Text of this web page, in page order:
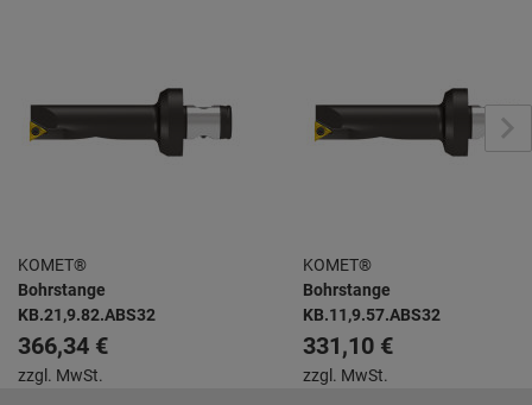
KOMET®
Bohrstange
KB.21,9.82.ABS32
366,34 €
zzgl. MwSt.
KOMET®
Bohrstange
KB.11,9.57.ABS32
331,10 €
zzgl. MwSt.